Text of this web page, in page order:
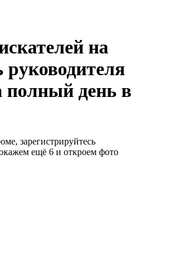
на
руководителя
полный день в
зарегистрируйтесь
ещё 6 и откроем фото